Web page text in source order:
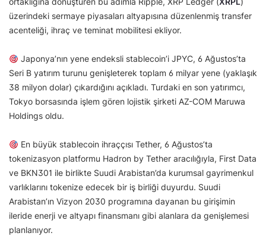
üzerindeki sermaye piyasaları altyapısına düzenlenmiş transfer
acenteliği, ihraç ve teminat mobilitesi ekliyor.
Japonya’nın yene endeksli stablecoin’i JPYC, 6 Ağustos’ta
Seri B yatırım turunu genişleterek toplam 6 milyar yene (yaklaşık
38 milyon dolar) çıkardığını açıkladı. Turdaki en son yatırımcı,
Tokyo borsasında işlem gören lojistik şirketi AZ-COM Maruwa
Holdings oldu.
En büyük stablecoin ihraççısı Tether, 6 Ağustos’ta
tokenizasyon platformu Hadron by Tether aracılığıyla, First Data
ve BKN301 ile birlikte Suudi Arabistan’da kurumsal gayrimenkul
varlıklarını tokenize edecek bir iş birliği duyurdu. Suudi
Arabistan’ın Vizyon 2030 programına dayanan bu girişimin
ileride enerji ve altyapı finansmanı gibi alanlara da genişlemesi
planlanıyor.